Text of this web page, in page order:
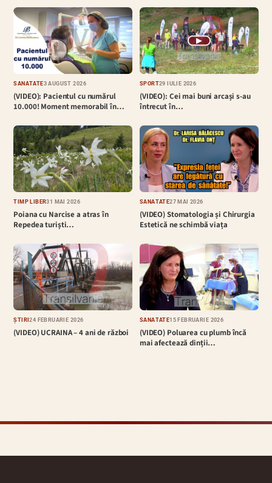
SĂNĂTATE3 AUGUST 2026
(VIDEO): Pacientul cu numărul
10.000! Moment memorabil în…
▶
SPORT29 IULIE 2026
(VIDEO): Cei mai buni arcași s-au
întrecut în…
TIMP LIBER31 MAI 2026
Poiana cu Narcise a atras în
Repedea turiști…
SĂNĂTATE27 MAI 2026
(VIDEO) Stomatologia și Chirurgia
Estetică ne schimbă viața
ȘTIRI24 FEBRUARIE 2026
(VIDEO) UCRAINA – 4 ani de război
SĂNĂTATE15 FEBRUARIE 2026
(VIDEO) Poluarea cu plumb încă
mai afectează dinții…